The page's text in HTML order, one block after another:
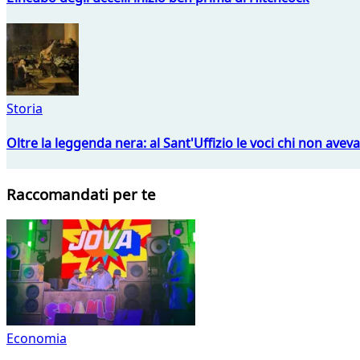
Storia
Oltre la leggenda nera: al Sant'Uffizio le voci chi non
Raccomandati per te
Economia